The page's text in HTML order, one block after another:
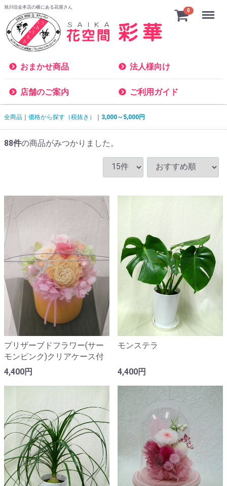
旭川信金本店の横にある花屋さん
0
おまかせ商品 法人様向け
店舗のご案内 ご利用ガイド
Menu
全商品 価格から探す（税抜き） 3,000～5,000円
88件の商品がみつかりました。
プリザーブドフラワー(サー
モンピンク)クリアケース付
4,400円
モンステラ
4,400円